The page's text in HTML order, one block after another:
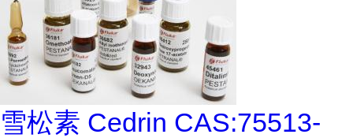
雪松素 Cedrin CAS:75513-